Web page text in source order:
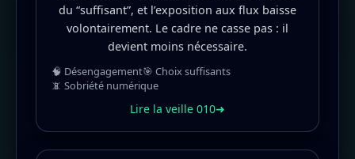
du “suffisant”, et l’exposition aux flux baisse
volontairement. Le cadre ne casse pas : il
devient moins nécessaire.
🧠 Désengagement🎯 Choix suffisants
📵 Sobriété numérique
Lire la veille 010➜